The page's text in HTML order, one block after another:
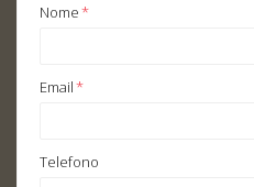
Nome*
Email*
Telefono